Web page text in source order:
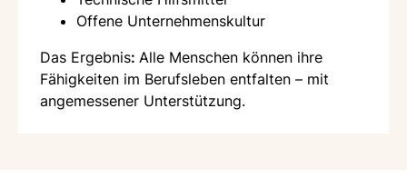
Offene Unternehmenskultur
Das Ergebnis: Alle Menschen können ihre
Fähigkeiten im Berufsleben entfalten – mit
angemessener Unterstützung.